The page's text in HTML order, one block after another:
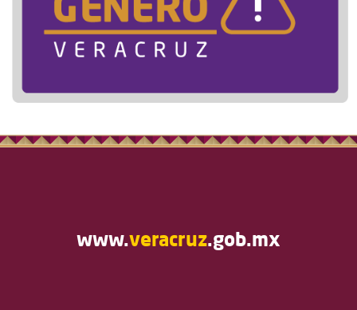
www.veracruz.gob.mx